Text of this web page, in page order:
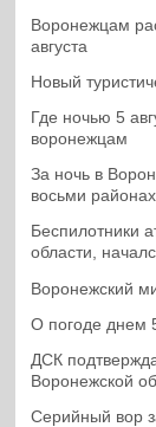
Воронежцам
августа
Новый
Где ночью 5
воронежцам
За ночь в
восьми районах
Беспилотники
области,
Воронежский
О погоде днем
ДСК
Воронежской
Серийный вор